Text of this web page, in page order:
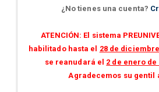
¿No tienes una cuenta?
ATENCIÓN: El sistema
habilitado hasta el 28 de
se reanudará el 2 de enero de
Agradecemos su gentil